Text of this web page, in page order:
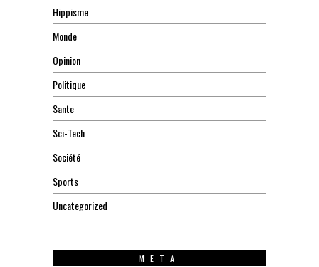
Hippisme
Monde
Opinion
Politique
Sante
Sci-Tech
Société
Sports
Uncategorized
META